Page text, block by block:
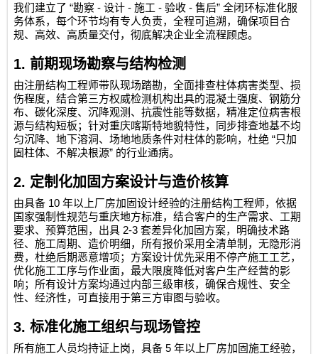
我们建立了 “勘察-设计-施工-验收-售后”全闭环标准化服
务体系，每个环节均有专人负责，全程可追溯，确保项目合
规、高效、高质量交付，彻底解决企业全流程顾虑。
1. 前期现场勘察与结构检测
由注册结构工程师带队现场踏勘，全面排查柱体病害类型、损
伤程度，结合第三方权威检测机构出具的混凝土强度、钢筋分
布、碳化深度、沉降观测、抗震性能等数据，精准定位病害根
源与结构短板；针对重庆喀斯特地貌特性，同步排查地基不均
匀沉降、地下溶洞、场地地质条件对柱体的影响，杜绝 “只加
固柱体、不解决根源” 的行业通病。
2. 定制化加固方案设计与造价核算
由具备 10年以上厂房加固设计经验的注册结构工程师，依据
国家强制性规范与重庆地方标准，结合客户的生产需求、工期
要求、预算范围，出具2-3套差异化加固方案，明确技术路
径、施工周期、造价明细，所有报价采用全清单制，无隐形消
费，杜绝后期恶意增项；方案设计优先采用不停产施工工艺，
优化施工工序与作业面，最大限度降低对客户生产经营的影
响；所有设计方案均通过内部三级审核，确保合规性、安全
性、经济性，可直接用于第三方审图与验收。
3.标准化施工组织与现场管控
所有施工人员均持证上岗，具备 5年以上厂房加固施工经验，